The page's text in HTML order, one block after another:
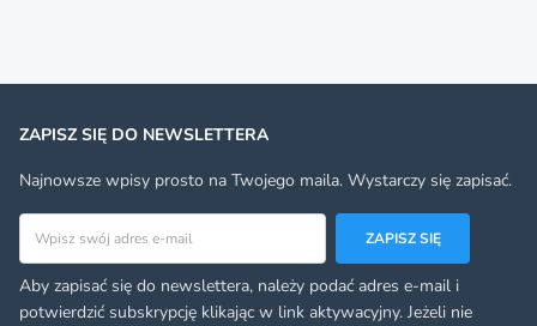
ZAPISZ SIĘ DO NEWSLETTERA
Najnowsze wpisy prosto na Twojego maila. Wystarczy się zapisać.
ZAPISZ SIĘ
Aby zapisać się do newslettera, należy podać adres e-mail i
potwierdzić subskrypcję klikając w link aktywacyjny. Jeżeli nie